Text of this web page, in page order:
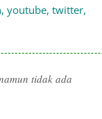
youtube, twitter,
tidak ada